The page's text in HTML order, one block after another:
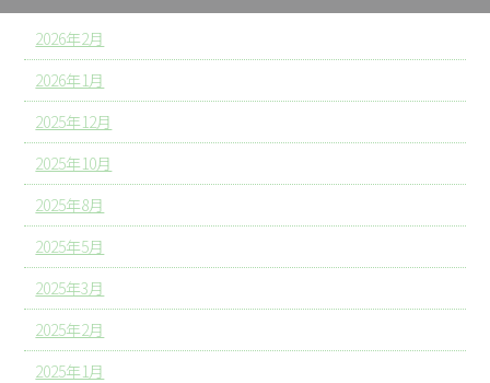
2026年2月
2026年1月
2025年12月
2025年10月
2025年8月
2025年5月
2025年3月
2025年2月
2025年1月